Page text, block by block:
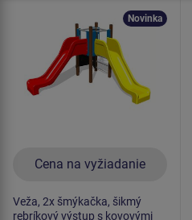
Cena na vyžiadanie
Novinka
Veža, 2x šmýkačka, šikmý
rebríkový výstup s kovovými